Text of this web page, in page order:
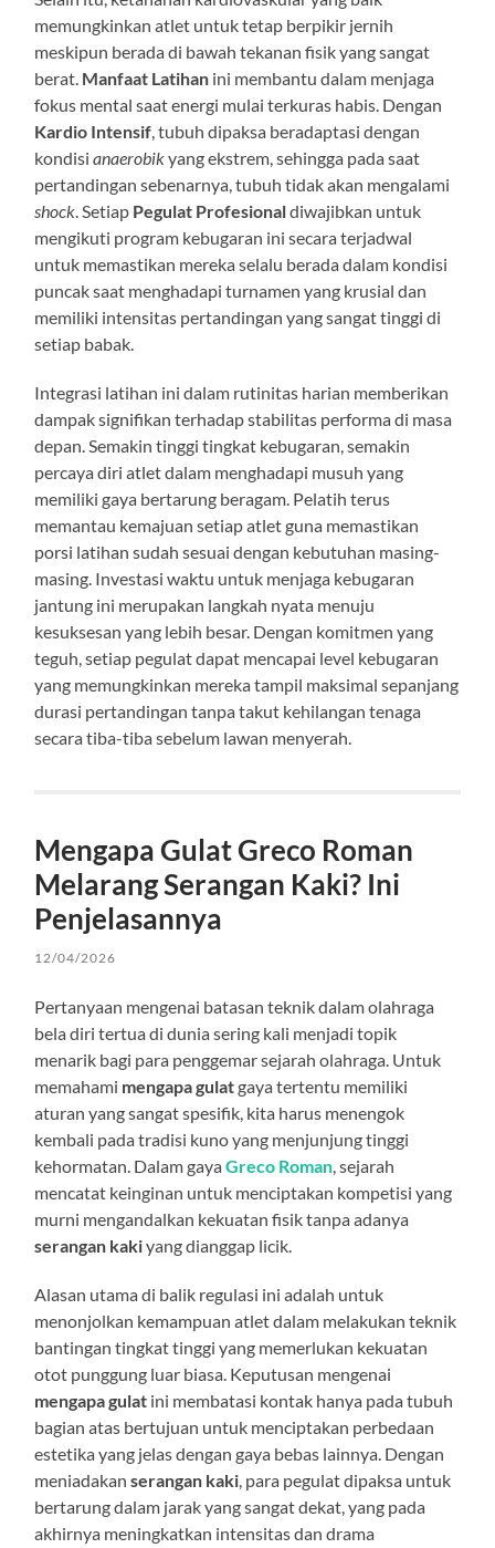
memungkinkan atlet untuk tetap berpikir jernih
meskipun berada di bawah tekanan fisik yang sangat
berat. Manfaat Latihan ini membantu dalam menjaga
fokus mental saat energi mulai terkuras habis. Dengan
Kardio Intensif, tubuh dipaksa beradaptasi dengan
kondisianaerobikyang ekstrem, sehingga pada saat
pertandingan sebenarnya, tubuh tidak akan mengalami
shock. Setiap Pegulat Profesionaldiwajibkan untuk
mengikuti program kebugaran ini secara terjadwal
untuk memastikan mereka selalu berada dalam kondisi
puncak saat menghadapi turnamen yang krusial dan
memiliki intensitas pertandingan yang sangat tinggi di
setiap babak.
Integrasi latihan ini dalam rutinitas harian memberikan
dampak signifikan terhadap stabilitas performa di masa
depan. Semakin tinggi tingkat kebugaran, semakin
percaya diri atlet dalam menghadapi musuh yang
memiliki gaya bertarung beragam. Pelatih terus
memantau kemajuan setiap atlet guna memastikan
porsi latihan sudah sesuai dengan kebutuhan masing-
masing. Investasi waktu untuk menjaga kebugaran
jantung ini merupakan langkah nyata menuju
kesuksesan yang lebih besar. Dengan komitmen yang
teguh, setiap pegulat dapat mencapai level kebugaran
yang memungkinkan mereka tampil maksimal sepanjang
durasi pertandingan tanpa takut kehilangan tenaga
secara tiba-tiba sebelum lawan menyerah.
Mengapa Gulat Greco Roman
Melarang Serangan Kaki? Ini
Penjelasannya
12/04/2026
Pertanyaan mengenai batasan teknik dalam olahraga
bela diri tertua di dunia sering kali menjadi topik
menarik bagi para penggemar sejarah olahraga. Untuk
memahami mengapa gulatgaya tertentu memiliki
aturan yang sangat spesifik, kita harus menengok
kembali pada tradisi kuno yang menjunjung tinggi
kehormatan. Dalam gayaGreco Roman, sejarah
mencatat keinginan untuk menciptakan kompetisi yang
murni mengandalkan kekuatan fisik tanpa adanya
serangan kakiyang dianggap licik.
Alasan utama di balik regulasi ini adalah untuk
menonjolkan kemampuan atlet dalam melakukan teknik
bantingan tingkat tinggi yang memerlukan kekuatan
otot punggung luar biasa. Keputusan mengenai
mengapa gulat ini membatasi kontak hanya pada tubuh
bagian atas bertujuan untuk menciptakan perbedaan
estetika yang jelas dengan gaya bebas lainnya. Dengan
meniadakanserangan kaki, para pegulat dipaksa untuk
bertarung dalam jarak yang sangat dekat, yang pada
akhirnya meningkatkan intensitas dan drama